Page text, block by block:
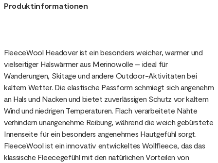
Produktinformationen
FleeceWool Headover ist ein besonders weicher, warmer und
vielseitiger Halswärmer aus Merinowolle – ideal für
Wanderungen, Skitage und andere Outdoor-Aktivitäten bei
kaltem Wetter. Die elastische Passform schmiegt sich angenehm
an Hals und Nacken und bietet zuverlässigen Schutz vor kaltem
Wind und niedrigen Temperaturen. Flach verarbeitete Nähte
verhindern unangenehme Reibung, während die weich gebürstete
Innenseite für ein besonders angenehmes Hautgefühl sorgt.
FleeceWool ist ein innovativ entwickeltes Wollfleece, das das
klassische Fleecegefühl mit den natürlichen Vorteilen von